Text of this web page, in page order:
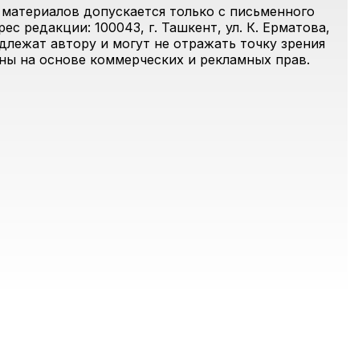
допускается только с письменного
редакции: 100043, г. Ташкент, ул. К. Ерматова,
автору и могут не отражать точку зрения
на основе коммерческих и рекламных прав.